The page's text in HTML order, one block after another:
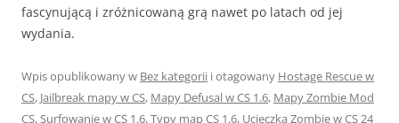
fascynującą i zróżnicowaną grą nawet po latach od jej
wydania.
Wpis opublikowany w Bez kategorii i otagowany Hostage Rescue w
CS, Jailbreak mapy w CS, Mapy Defusal w CS 1.6, Mapy Zombie Mod
CS,Surfowanie w CS 1.6,Typy map CS 1.6, Ucieczka Zombie w CS24